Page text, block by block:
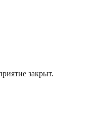
закрыт.